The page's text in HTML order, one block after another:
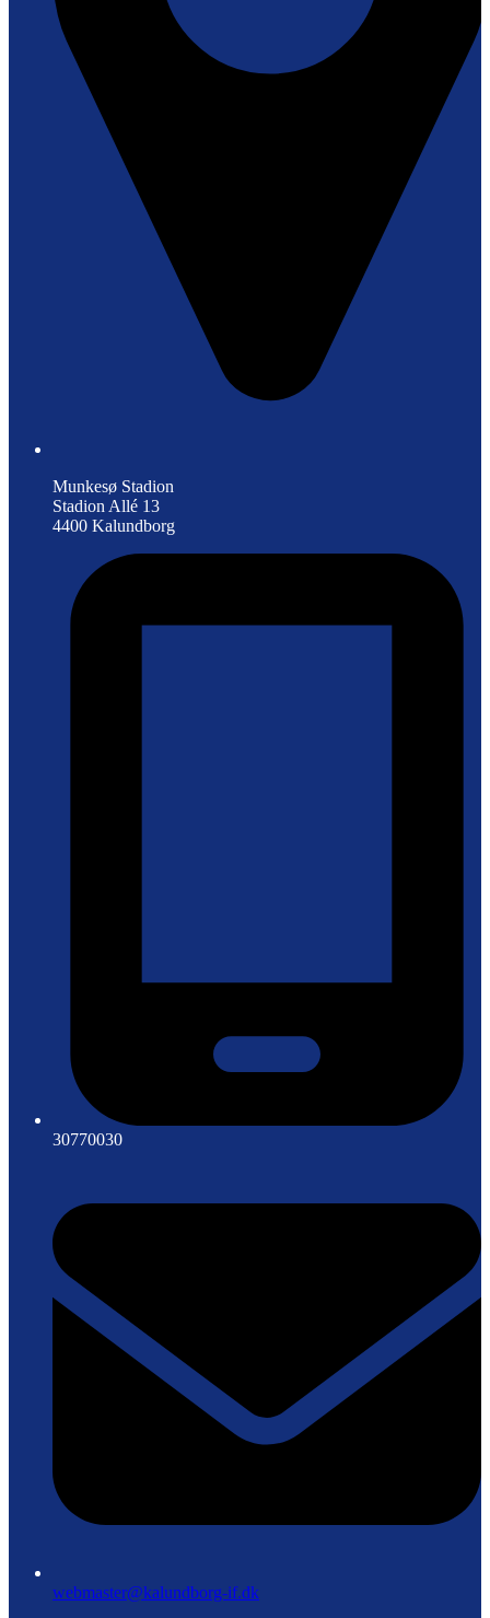
Munkesø Stadion
Stadion Allé 13
4400 Kalundborg
30770030
webmaster@kalundborg-if.dk